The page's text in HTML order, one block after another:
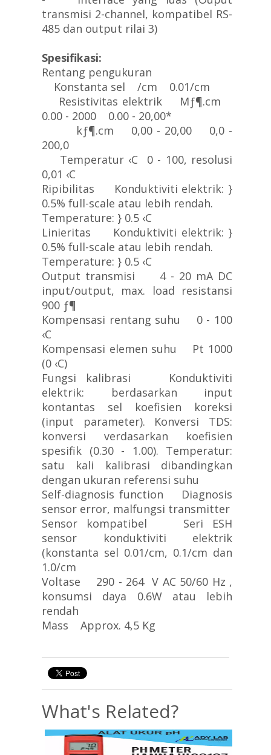
transmisi 2-channel, kompatibel RS-
485 dan output rilai 3)
Spesifikasi:
Rentang pengukuran
Konstanta sel /cm 0.01/cm
Resistivitas elektrik Mƒ¶.cm
0.00 - 2000 0.00 - 20,00*
kƒ¶.cm 0,00 - 20,00 0,0 -
200,0
Temperatur ‹C 0 - 100, resolusi
0,01 ‹C
Ripibilitas Konduktiviti elektrik: }
0.5% full-scale atau lebih rendah.
Temperature: } 0.5 ‹C
Linieritas Konduktiviti elektrik: }
0.5% full-scale atau lebih rendah.
Temperature: } 0.5 ‹C
Output transmisi 4 - 20 mA DC
input/output, max. load resistansi
900 ƒ¶
Kompensasi rentang suhu 0 - 100
‹C
Kompensasi elemen suhu Pt 1000
(0 ‹C)
Fungsi kalibrasi Konduktiviti
elektrik: berdasarkan input
kontantas sel koefisien koreksi
(input parameter). Konversi TDS:
konversi verdasarkan koefisien
spesifik (0.30 - 1.00). Temperatur:
satu kali kalibrasi dibandingkan
dengan ukuran referensi suhu
Self-diagnosis function Diagnosis
sensor error, malfungsi transmitter
Sensor kompatibel Seri ESH
sensor konduktiviti elektrik
(konstanta sel 0.01/cm, 0.1/cm dan
1.0/cm
Voltase 290 - 264 V AC 50/60 Hz ,
konsumsi daya 0.6W atau lebih
rendah
Mass Approx. 4,5 Kg
What's Related?